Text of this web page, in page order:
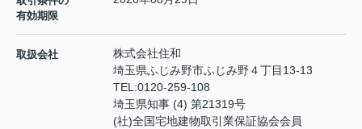
有効期限
取扱会社
株式会社住和
埼玉県ふじみ野市ふじみ野４丁目13-13
TEL:0120-259-108
埼玉県知事 (4) 第21319号
(社)全国宅地建物取引業保証協会会員